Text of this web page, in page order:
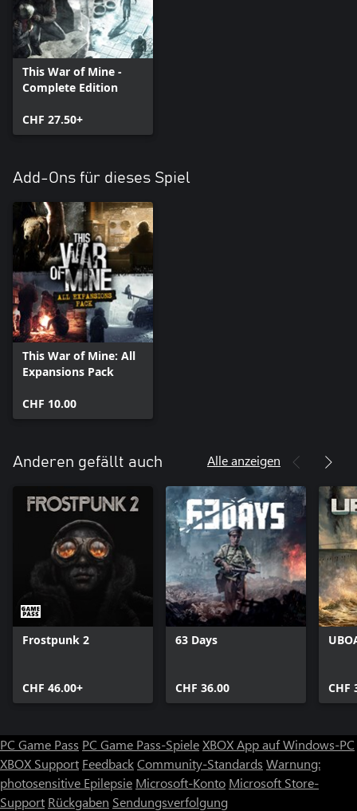
This War of Mine -
Complete Edition
CHF 27.50+
Add-Ons für dieses Spiel
This War of Mine: All
Expansions Pack
CHF 10.00
Anderen gefällt auch Alle anzeigen
Frostpunk 2
CHF 46.00+
63 Days
CHF 36.00 CHF
PC Game Pass PC Game Pass-SpieleXBOX App auf Windows-PC
XBOX Support FeedbackCommunity-Standards Warnung:
photosensitive Epilepsie Microsoft-Konto Microsoft Store-
Support Rückgaben Sendungsverfolgung